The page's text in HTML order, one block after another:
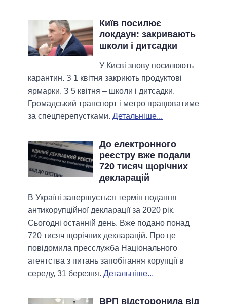
Київ посилює
локдаун: закривають
школи і дитсадки
У Києві знову посилюють
карантин. З 1 квітня закриють продуктові
ярмарки. З 5 квітня – школи і дитсадки.
Громадський транспорт і метро працюватиме
за спецперепустками. Детальніше...
До електронного
реєстру вже подали
720 тисяч щорічних
декларацій
В Україні завершується термін подання
антикорупційної декларації за 2020 рік.
Сьогодні останній день. Вже подано понад
720 тисяч щорічних декларацій. Про це
повідомила пресслужба Національного
агентства з питань запобігання корупції в
середу, 31 березня. Детальніше...
ВРП відсторонила від